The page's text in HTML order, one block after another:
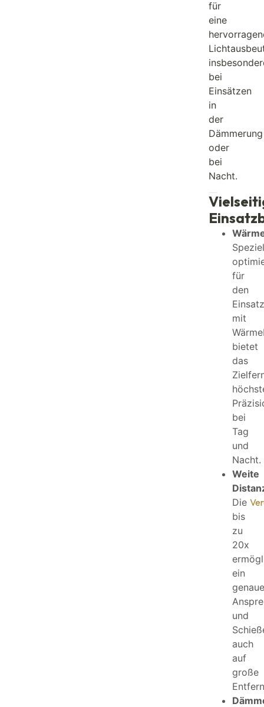
für
eine
bei
Einsätzen
in
der
Dämmerung
oder
bei
Nacht.
für
den
Einsatz
mit
bietet
das
bei
Tag
und
Nacht.
Weite
Die
bis
zu
20x
ein
und
auch
auf
große